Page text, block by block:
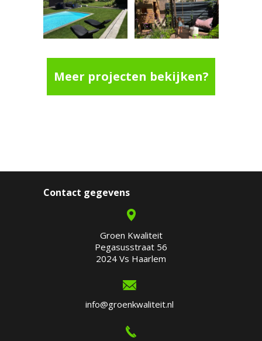
Meer projecten bekijken?
Contact gegevens
Groen Kwaliteit
Pegasusstraat 56
2024 Vs Haarlem
info@groenkwaliteit.nl